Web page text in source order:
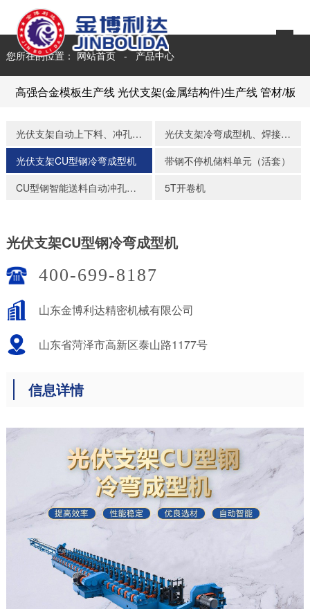
您所在的位置：网站首页-产品中心
高强合金模板生产线光伏支架(金属结构件)生产线管材/板
光伏支架自动上下料、冲孔、码垛生产线
光伏支架冷弯成型机、焊接、活套储料自动储料码垛生产线
光伏支架CU型钢冷弯成型机
带钢不停机储料单元（活套）
CU型钢智能送料自动冲孔组合装备
5T开卷机
光伏支架CU型钢冷弯成型机
400-699-8187
山东金博利达精密机械有限公司
山东省菏泽市高新区泰山路1177号
信息详情